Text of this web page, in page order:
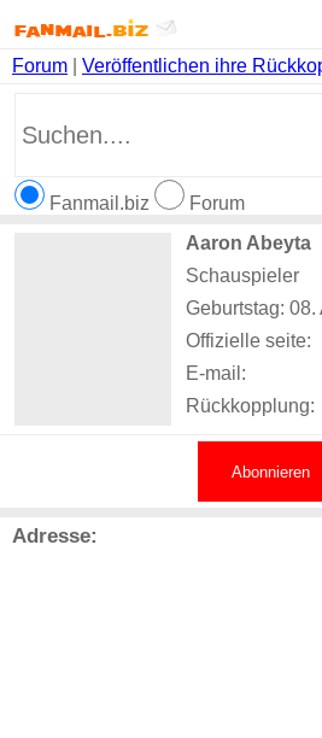
Forum Veröffentlichen ihre
Fanmail.biz
Forum
Aaron Abeyta
Schauspieler
Geburtstag:
Offizielle seite:
E-mail:
Rückkopplung:
Abonnieren
Adresse: